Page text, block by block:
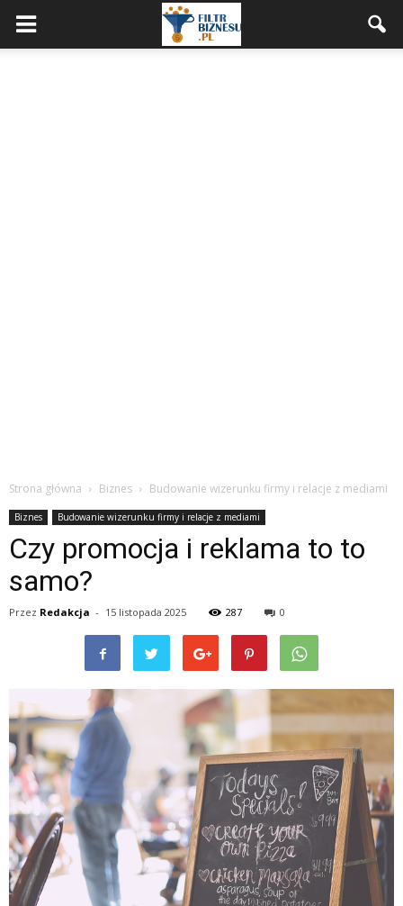
Strona główna Biznes Budowanie wizerunku firmy i relacje z mediami
Biznes Budowanie wizerunku firmy i relacje z mediami
Czy promocja i reklama to to
samo?
Przez Redakcja - 15 listopada 2025 287 0